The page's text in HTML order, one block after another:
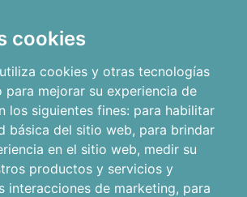
cookies
cookies y otras tecnologías
para mejorar su experiencia de
los siguientes fines: para habilitar
básica del sitio web, para brindar
en el sitio web, medir su
productos y servicios y
interacciones de marketing, para